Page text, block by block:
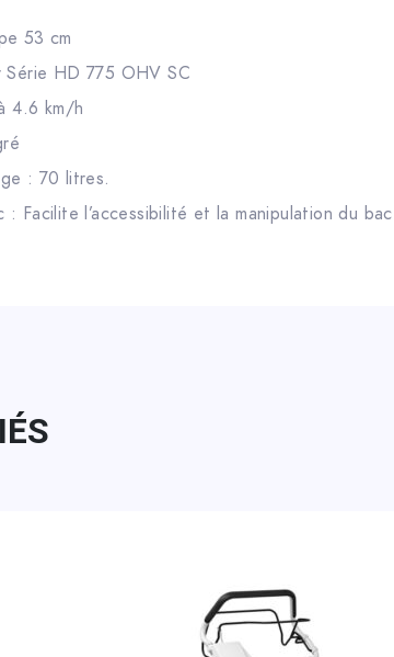
53 cm
HD 775 OHV SC
4.6 km/h
: 70 litres.
: Facilite l’accessibilité et la manipulation du